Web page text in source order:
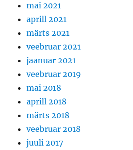
mai 2021
aprill 2021
märts 2021
veebruar 2021
jaanuar 2021
veebruar 2019
mai 2018
aprill 2018
märts 2018
veebruar 2018
juuli 2017